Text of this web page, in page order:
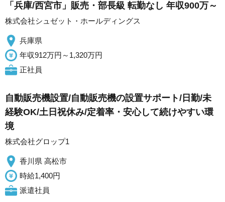
「兵庫/西宮市」販売・部長級 転勤なし 年収900万～
株式会社シュゼット・ホールディングス
兵庫県
年収912万円～1,320万円
正社員
自動販売機設置/自動販売機の設置サポート/日勤/未
経験OK/土日祝休み/定着率・安心して続けやすい環
境
株式会社グロップ1
香川県 高松市
時給1,400円
派遣社員